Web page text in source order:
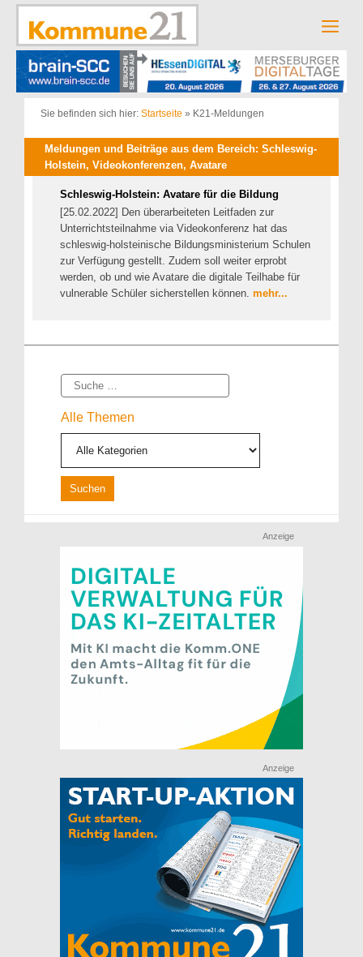
Zum
springen
Sie befinden sich hier: Startseite » K21-Meldungen
Meldungen und Beiträge aus dem Bereich: Schleswig-
Holstein, Videokonferenzen, Avatare
Schleswig-Holstein: Avatare für die Bildung
[25.02.2022] Den überarbeiteten Leitfaden zur
Unterrichtsteilnahme via Videokonferenz hat das
schleswig-holsteinische Bildungsministerium Schulen
zur Verfügung gestellt. Zudem soll weiter erprobt
werden, ob und wie Avatare die digitale Teilhabe für
vulnerable Schüler sicherstellen können. mehr...
Suche
Alle Themen
Anzeige
Anzeige